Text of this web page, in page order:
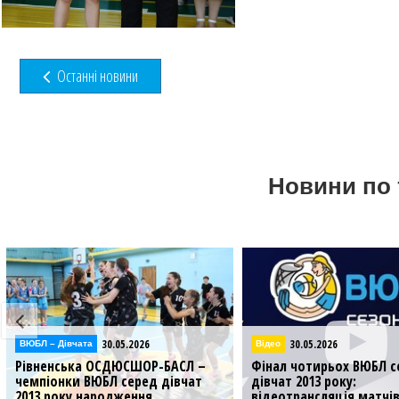
Останні новини
Новини по
Відео 30.05.2026
Фінал чотирьох ВЮБЛ серед
дівчат 2013 року:
ВЮБЛ – Дiвчата 29.05.2026
В Нововолинську
Фінал чотирьох ВЮБЛ